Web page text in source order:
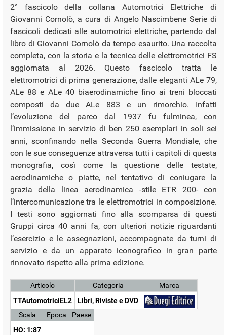
2° fascicolo della collana Automotrici Elettriche di
Giovanni Cornolò, a cura di Angelo Nascimbene Serie di
fascicoli dedicati alle automotrici elettriche, partendo dal
libro di Giovanni Cornolò da tempo esaurito. Una raccolta
completa, con la storia e la tecnica delle elettromotrici FS
aggiornata al 2026. Questo fascicolo tratta le
elettromotrici di prima generazione, dalle eleganti ALe 79,
ALe 88 e ALe 40 biaerodinamiche fino ai treni bloccati
composti da due ALe 883 e un rimorchio. Infatti
l’evoluzione del parco dal 1937 fu fulminea, con
l’immissione in servizio di ben 250 esemplari in soli sei
anni, sconfinando nella Seconda Guerra Mondiale, che
con le sue conseguenze attraversa tutti i capitoli di questa
monografia, così come la questione delle testate,
aerodinamiche o piatte, nel tentativo di coniugare la
grazia della linea aerodinamica -stile ETR 200- con
l’intercomunicazione tra le elettromotrici in composizione.
I testi sono aggiornati fino alla scomparsa di questi
Gruppi circa 40 anni fa, con ulteriori notizie riguardanti
l’esercizio e le assegnazioni, accompagnate da turni di
servizio e da un apparato iconografico in gran parte
rinnovato rispetto alla prima edizione.
Articolo
TTAutomotriciEL2
Categoria
Libri, Riviste e DVD
Marca
Scala
HO: 1:87
Epoca Paese